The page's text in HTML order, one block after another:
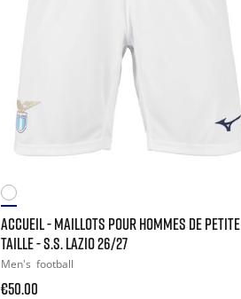
ACCUEIL - MAILLOTS POUR HOMMES DE PETITE
TAILLE - S.S. LAZIO 26/27
Men's football
€50.00